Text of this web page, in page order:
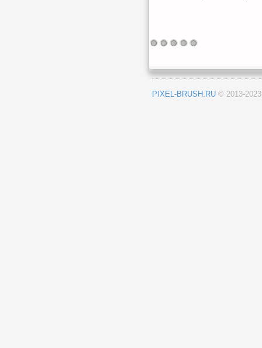
PIXEL-BRUSH.RU © 2013-